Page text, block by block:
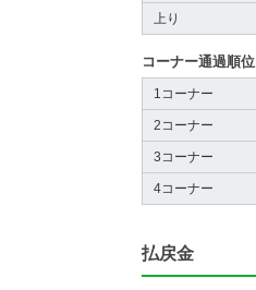
上り
コーナー通過順位
1コーナー
2コーナー
3コーナー
4コーナー
払戻金